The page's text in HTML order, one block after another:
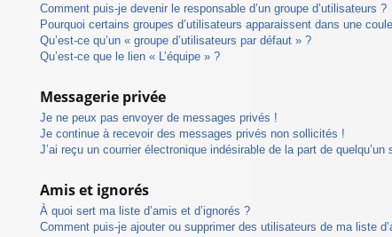
Comment puis-je devenir le responsable d’un groupe d’utilisateurs ?
Pourquoi certains groupes d’utilisateurs apparaissent dans une
Qu’est-ce qu’un « groupe d’utilisateurs par défaut » ?
Qu’est-ce que le lien « L’équipe » ?
Messagerie privée
Je ne peux pas envoyer de messages privés !
Je continue à recevoir des messages privés non sollicités !
J’ai reçu un courrier électronique indésirable de la part de quelqu’un
Amis et ignorés
À quoi sert ma liste d’amis et d’ignorés ?
Comment puis-je ajouter ou supprimer des utilisateurs de ma liste